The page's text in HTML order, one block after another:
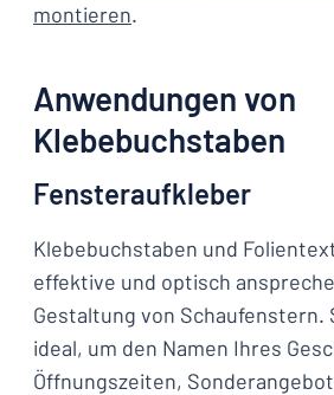
montieren.
Anwendungen von
Klebebuchstaben
Fensteraufkleber
Klebebuchstaben und
effektive und optisch
Gestaltung von Schaufenstern.
ideal, um den Namen Ihres
Öffnungszeiten,